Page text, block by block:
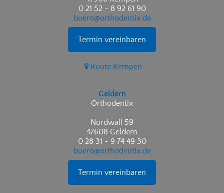
0 21 52 - 8 92 61 90
buero@orthodentix.de
Termin vereinbaren
Route Kempen
Geldern
Orthodentix
Nordwall 59
47608 Geldern
0 28 31 - 9 74 49 30
buero@orthodentix.de
Termin vereinbaren